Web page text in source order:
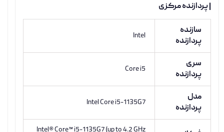
| پردازنده مرکزی
سازنده
پردازنده
Intel
سری
پردازنده
Core i5
مدل
پردازنده
Intel Core i5-1135G7